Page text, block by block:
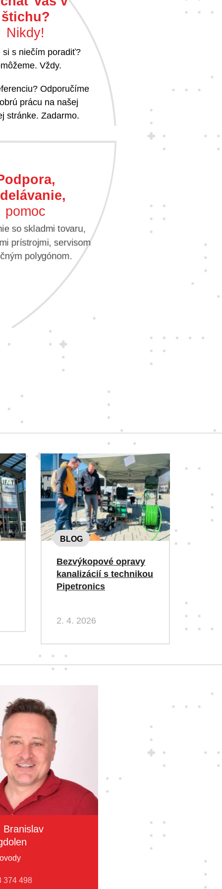
štichu?
Nikdy!
si s niečím poradiť?
Vždy.
Odporučíme
prácu na našej
stránke. Zadarmo.
pomoc
so skladmi tovaru,
prístrojmi, servisom
polygónom.
BLOG
Bezvýkopové opravy
kanalizácií s technikou
Pipetronics
2. 4. 2026
Branislav
374 498